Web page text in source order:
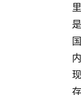
里
是
国
内
现
存